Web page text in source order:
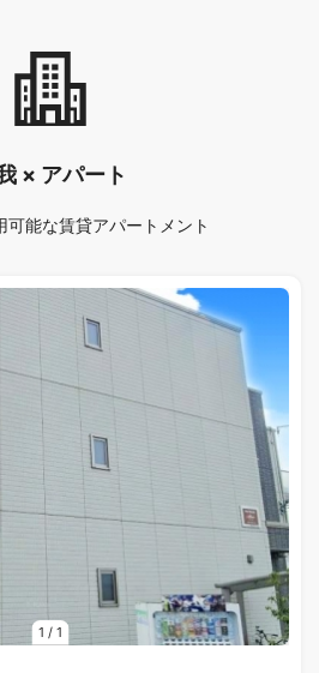
× アパート
可能な賃貸アパートメント
1 / 1